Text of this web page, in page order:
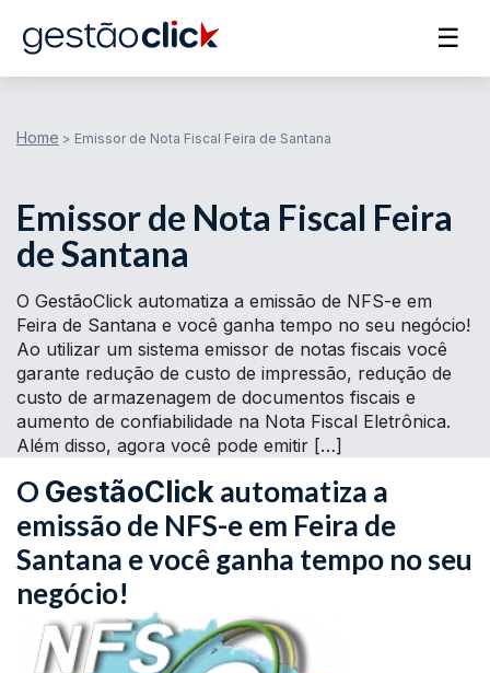
☰
Home > Emissor de Nota Fiscal Feira de Santana
Emissor de Nota Fiscal Feira
de Santana
O GestãoClick automatiza a emissão de NFS-e em
Feira de Santana e você ganha tempo no seu negócio!
Ao utilizar um sistema emissor de notas fiscais você
garante redução de custo de impressão, redução de
custo de armazenagem de documentos fiscais e
aumento de confiabilidade na Nota Fiscal Eletrônica.
Além disso, agora você pode emitir […]
O GestãoClick automatiza a
emissão de NFS-e em Feira de
Santana e você ganha tempo no seu
negócio!